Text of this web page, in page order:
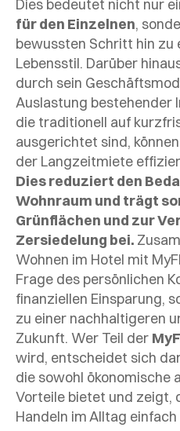
Dies bedeutet nicht nur
für den Einzelnen,
bewussten Schritt hin zu
Lebensstil. Darüber
durch sein
Auslastung bestehender
die traditionell auf
ausgerichtet sind,
der Langzeitmiete
Dies reduziert den
Wohnraum und trägt
Grünflächen und zur
Zersiedelung bei.
Wohnen im Hotel mit
Frage des persönlichen
finanziellen Einsparung,
zu einer nachhaltigeren
Zukunft. Wer Teil der
wird, entscheidet sich
die sowohl ökonomische
Vorteile bietet und zeigt,
Handeln im Alltag